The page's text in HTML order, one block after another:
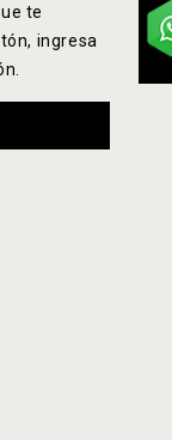
te
ingresa